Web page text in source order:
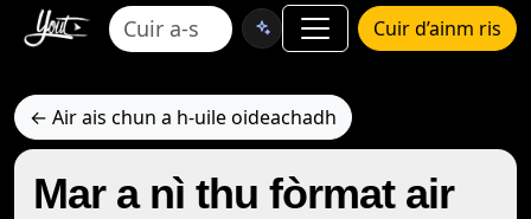
Cuir d’ainm ris
← Air ais chun a h-uile oideachadh
Mar a nì thu fòrmat air